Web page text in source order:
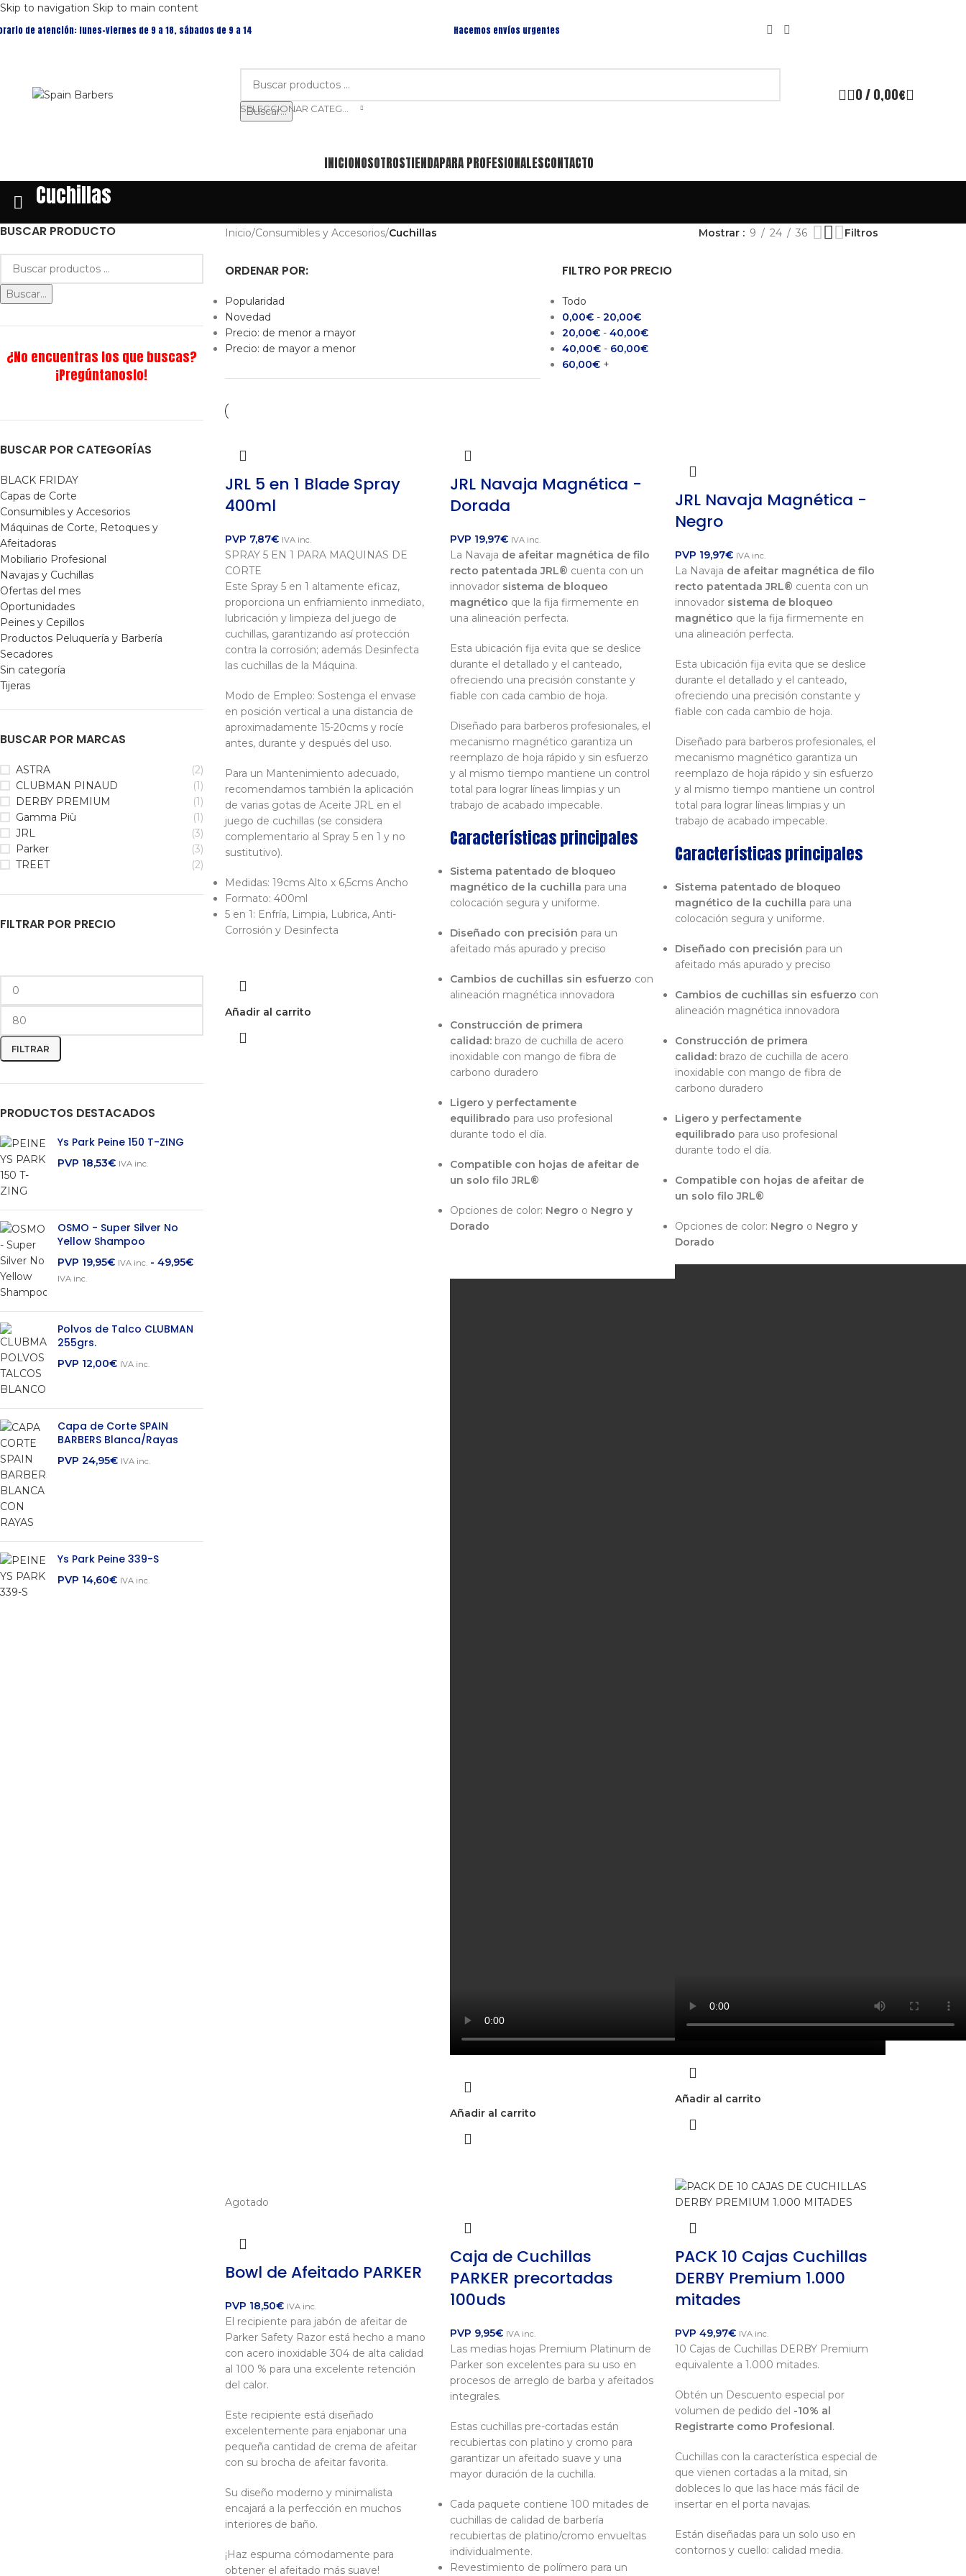
Skip to navigation Skip to main content
de atención: lunes-viernes de 9 a 18, sábados de 9 a 14
Hacemos envíos urgentes
Buscar...
0/ 0,00€
INICIONOSOTROSTIENDAPARA PROFESIONALESCONTACTO
Cuchillas
BUSCAR PRODUCTO
Buscar...
¿No encuentras los que buscas?
¡Pregúntanoslo!
BUSCAR POR CATEGORÍAS
BLACK FRIDAY
Capas de Corte
Consumibles y Accesorios
Máquinas de Corte, Retoques y
Afeitadoras
Mobiliario Profesional
Navajas y Cuchillas
Ofertas del mes
Oportunidades
Peines y Cepillos
Productos Peluquería y Barbería
Secadores
Sin categoría
Tijeras
BUSCAR POR MARCAS
ASTRA
(2)
CLUBMAN PINAUD
(1)
DERBY PREMIUM
(1)
Gamma Più
(1)
JRL
(3)
Parker
(3)
TREET
(2)
FILTRAR POR PRECIO
FILTRAR
PRODUCTOS DESTACADOS
Ys Park Peine 150 T-ZING
PVP 18,53€ IVA inc.
OSMO - Super Silver No
Yellow Shampoo
PVP 19,95€ IVA inc. - 49,95€
IVA inc.
Polvos de Talco CLUBMAN
255grs.
PVP 12,00€ IVA inc.
Capa de Corte SPAIN
BARBERS Blanca/Rayas
PVP 24,95€ IVA inc.
Ys Park Peine 339-S
PVP 14,60€ IVA inc.
Inicio/Consumibles y Accesorios/Cuchillas Mostrar 9 24 36 Filtros
ORDENAR POR:
Popularidad
Novedad
Precio: de menor a mayor
Precio: de mayor a menor
FILTRO POR PRECIO
Todo
0,00€ -20,00€
20,00€ -40,00€
40,00€ - 60,00€
60,00€ +
JRL 5 en 1 Blade Spray
400ml
PVP 7,87€ IVA inc.
SPRAY 5 EN 1 PARA MAQUINAS DE
CORTE
Este Spray 5 en 1 altamente eficaz,
proporciona un enfriamiento inmediato,
lubricación y limpieza del juego de
cuchillas, garantizando así protección
contra la corrosión; además Desinfecta
las cuchillas de la Máquina.
Modo de Empleo: Sostenga el envase
en posición vertical a una distancia de
aproximadamente 15-20cms y rocíe
antes, durante y después del uso.
Para un Mantenimiento adecuado,
recomendamos también la aplicación
de varias gotas de Aceite JRL en el
juego de cuchillas (se considera
complementario al Spray 5 en 1 y no
sustitutivo).
Medidas: 19cms Alto x 6,5cms Ancho
Formato: 400ml
5 en 1: Enfría, Limpia, Lubrica, Anti-
Corrosión y Desinfecta
Añadir al carrito
JRL Navaja Magnética -
Dorada
PVP 19,97€ IVA inc.
La Navaja de afeitar magnética de filo
recto patentada JRL® cuenta con un
innovador sistema de bloqueo
magnético que la fija firmemente en
una alineación perfecta.
Esta ubicación fija evita que se deslice
durante el detallado y el canteado,
ofreciendo una precisión constante y
fiable con cada cambio de hoja.
Diseñado para barberos profesionales, el
mecanismo magnético garantiza un
reemplazo de hoja rápido y sin esfuerzo
y al mismo tiempo mantiene un control
total para lograr líneas limpias y un
trabajo de acabado impecable.
Características principales
Sistema patentado de bloqueo
magnético de la cuchilla para una
colocación segura y uniforme.
Diseñado con precisión para un
afeitado más apurado y preciso
Cambios de cuchillas sin esfuerzo con
alineación magnética innovadora
Construcción de primera
calidad:brazo de cuchilla de acero
inoxidable con mango de fibra de
carbono duradero
Ligero y perfectamente
equilibrado para uso profesional
durante todo el día.
Compatible con hojas de afeitar de
un solo filo JRL®
Opciones de color: Negro o Negro y
Dorado
Añadir al carrito
JRL Navaja Magnética -
Negro
PVP 19,97€ IVA inc.
La Navaja de afeitar magnética de filo
recto patentada JRL® cuenta con un
innovador sistema de bloqueo
magnético que la fija firmemente en
una alineación perfecta.
Esta ubicación fija evita que se deslice
durante el detallado y el canteado,
ofreciendo una precisión constante y
fiable con cada cambio de hoja.
Diseñado para barberos profesionales, el
mecanismo magnético garantiza un
reemplazo de hoja rápido y sin esfuerzo
y al mismo tiempo mantiene un control
total para lograr líneas limpias y un
trabajo de acabado impecable.
Características principales
Sistema patentado de bloqueo
magnético de la cuchilla para una
colocación segura y uniforme.
Diseñado con precisión para un
afeitado más apurado y preciso
Cambios de cuchillas sin esfuerzo con
alineación magnética innovadora
Construcción de primera
calidad:brazo de cuchilla de acero
inoxidable con mango de fibra de
carbono duradero
Ligero y perfectamente
equilibrado para uso profesional
durante todo el día.
Compatible con hojas de afeitar de
un solo filo JRL®
Opciones de color: Negro o Negro y
Dorado
Añadir al carrito
Agotado
Bowl de Afeitado PARKER
PVP 18,50€ IVA inc.
El recipiente para jabón de afeitar de
Parker Safety Razor está hecho a mano
con acero inoxidable 304 de alta calidad
al 100 % para una excelente retención
del calor.
Este recipiente está diseñado
excelentemente para enjabonar una
pequeña cantidad de crema de afeitar
con su brocha de afeitar favorita.
Su diseño moderno y minimalista
encajará a la perfección en muchos
interiores de baño.
¡Haz espuma cómodamente para
obtener el afeitado más suave!
Caja de Cuchillas
PARKER precortadas
100uds
PVP 9,95€ IVA inc.
Las medias hojas Premium Platinum de
Parker son excelentes para su uso en
procesos de arreglo de barba y afeitados
integrales.
Estas cuchillas pre-cortadas están
recubiertas con platino y cromo para
garantizar un afeitado suave y una
mayor duración de la cuchilla.
Cada paquete contiene 100 mitades de
cuchillas de calidad de barbería
recubiertas de platino/cromo envueltas
individualmente.
Revestimiento de polímero para un
PACK 10 Cajas Cuchillas
DERBY Premium 1.000
mitades
PVP 49,97€ IVA inc.
10 Cajas de Cuchillas DERBY Premium
equivalente a 1.000 mitades.
Obtén un Descuento especial por
volumen de pedido del -10% al
Registrarte como Profesional.
Cuchillas con la característica especial de
que vienen cortadas a la mitad, sin
dobleces lo que las hace más fácil de
insertar en el porta navajas.
Están diseñadas para un solo uso en
contornos y cuello: calidad media.